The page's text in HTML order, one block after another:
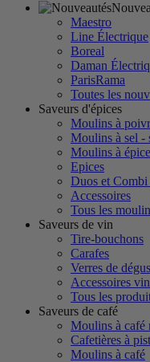
Maestro
Line Électrique
Boreal
Daman
ParisRama
Toutes les
Saveurs d'épices
Moulins à
Moulins à sel -
Moulins à
Epices
Duos et Combi
Accessoires
Tous les
Saveurs de vin
Tire-bouchons
Carafes
Verres de
Accessoires
Tous les
Saveurs de café
Moulins à café
Cafetières à
Moulins à café